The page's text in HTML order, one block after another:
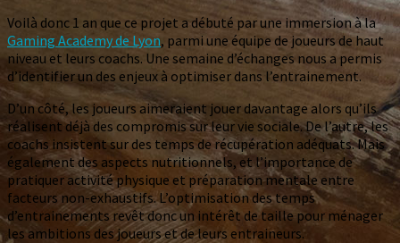
Voilà donc 1 an que ce projet a débuté par une immersion à la
Gaming Academy de Lyon, parmi une équipe de joueurs de haut
niveau et leurs coachs. Une semaine d’échanges nous a permis
d’identifier un des enjeux à optimiser dans l’entrainement.
D’un côté, les joueurs aimeraient jouer davantage alors qu’ils
réalisent déjà des compromis sur leur vie sociale. De l’autre, les
coachs insistent sur des temps de récupération adéquats. Mais
également des aspects nutritionnels, et l’importance de
pratiquer activité physique et préparation mentale entre
facteurs non-exhaustifs. L’optimisation des temps
d’entrainements revêt donc un intérêt de taille pour ménager
les ambitions des joueurs et de leurs entraineurs.